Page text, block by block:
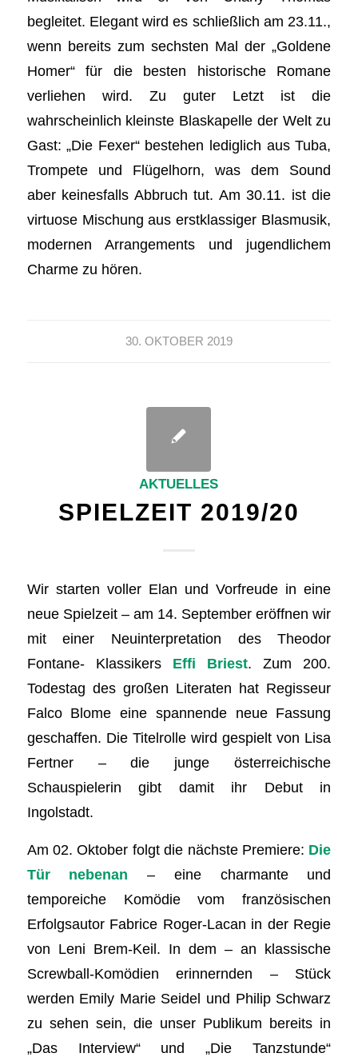
begleitet. Elegant wird es schließlich am 23.11.,
wenn bereits zum sechsten Mal der „Goldene
Homer“ für die besten historische Romane
verliehen wird. Zu guter Letzt ist die
wahrscheinlich kleinste Blaskapelle der Welt zu
Gast: „Die Fexer“ bestehen lediglich aus Tuba,
Trompete und Flügelhorn, was dem Sound
aber keinesfalls Abbruch tut. Am 30.11. ist die
virtuose Mischung aus erstklassiger Blasmusik,
modernen Arrangements und jugendlichem
Charme zu hören.
30. OKTOBER 2019
AKTUELLES
SPIELZEIT 2019/20
Wir starten voller Elan und Vorfreude in eine
neue Spielzeit – am 14. September eröffnen wir
mit einer Neuinterpretation des Theodor
Fontane- Klassikers Effi Briest. Zum 200.
Todestag des großen Literaten hat Regisseur
Falco Blome eine spannende neue Fassung
geschaffen. Die Titelrolle wird gespielt von Lisa
Fertner – die junge österreichische
Schauspielerin gibt damit ihr Debut in
Ingolstadt.
Am 02. Oktober folgt die nächste Premiere: Die
Tür nebenan – eine charmante und
temporeiche Komödie vom französischen
Erfolgsautor Fabrice Roger-Lacan in der Regie
von Leni Brem-Keil. In dem – an klassische
Screwball-Komödien erinnernden – Stück
werden Emily Marie Seidel und Philip Schwarz
zu sehen sein, die unser Publikum bereits in
„Das Interview“ und „Die Tanzstunde“